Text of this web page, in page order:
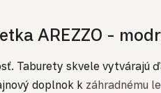
AREZZO -
Taburety skvele vytvárajú
doplnok k záhradnému